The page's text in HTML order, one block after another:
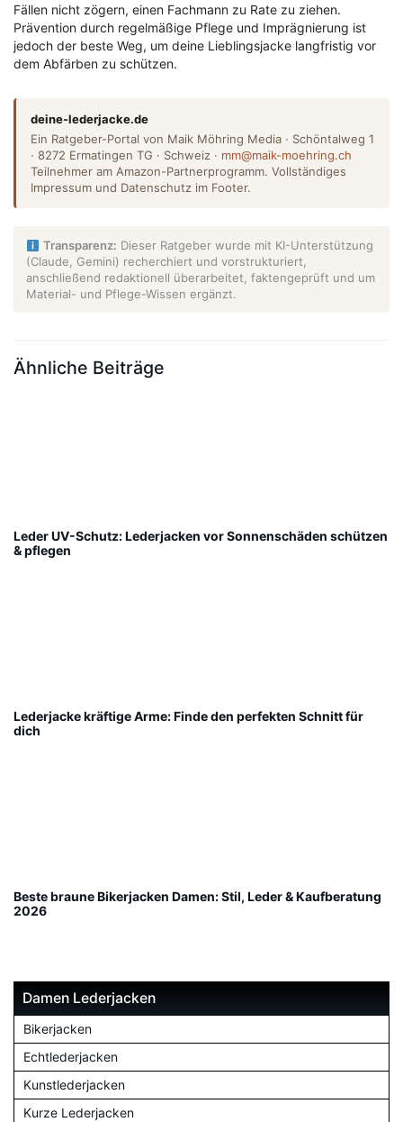
Fällen nicht zögern, einen Fachmann zu Rate zu ziehen.
Prävention durch regelmäßige Pflege und Imprägnierung ist
jedoch der beste Weg, um deine Lieblingsjacke langfristig vor
dem Abfärben zu schützen.
deine-lederjacke.de
Ein Ratgeber-Portal von Maik Möhring Media · Schöntalweg 1
· 8272 Ermatingen TG · Schweiz · mm@maik-moehring.ch
Teilnehmer am Amazon-Partnerprogramm. Vollständiges
Impressum und Datenschutz im Footer.
Transparenz: Dieser Ratgeber wurde mit KI-Unterstützung
(Claude, Gemini) recherchiert und vorstrukturiert,
anschließend redaktionell überarbeitet, faktengeprüft und um
Material- und Pflege-Wissen ergänzt.
Ähnliche Beiträge
Leder UV-Schutz: Lederjacken vor Sonnenschäden schützen
& pflegen
Lederjacke kräftige Arme: Finde den perfekten Schnitt für
dich
Beste braune Bikerjacken Damen: Stil, Leder & Kaufberatung
2026
Damen Lederjacken
Bikerjacken
Echtlederjacken
Kunstlederjacken
Kurze Lederjacken